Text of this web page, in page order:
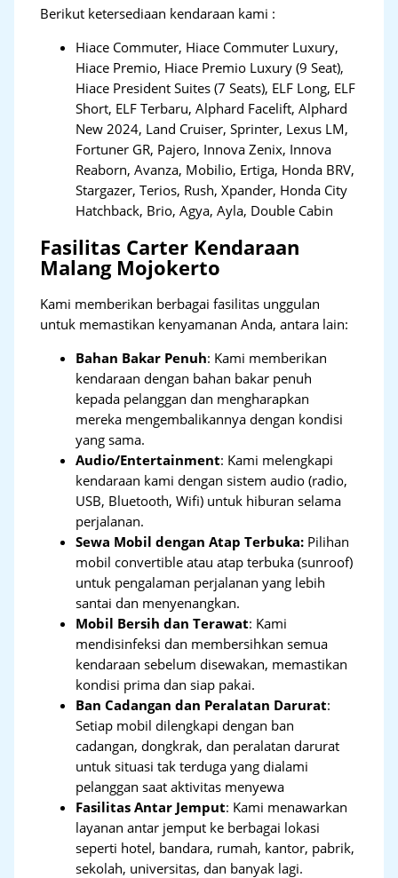
Berikut ketersediaan kendaraan kami :
Hiace Commuter, Hiace Commuter Luxury,
Hiace Premio, Hiace Premio Luxury (9 Seat),
Hiace President Suites (7 Seats), ELF Long, ELF
Short, ELF Terbaru, Alphard Facelift, Alphard
New 2024, Land Cruiser, Sprinter, Lexus LM,
Fortuner GR, Pajero, Innova Zenix, Innova
Reaborn, Avanza, Mobilio, Ertiga, Honda BRV,
Stargazer, Terios, Rush, Xpander, Honda City
Hatchback, Brio, Agya, Ayla, Double Cabin
Fasilitas Carter Kendaraan
Malang Mojokerto
Kami memberikan berbagai fasilitas unggulan
untuk memastikan kenyamanan Anda, antara lain:
Bahan Bakar Penuh: Kami memberikan
kendaraan dengan bahan bakar penuh
kepada pelanggan dan mengharapkan
mereka mengembalikannya dengan kondisi
yang sama.
Audio/Entertainment: Kami melengkapi
kendaraan kami dengan sistem audio (radio,
USB, Bluetooth, Wifi) untuk hiburan selama
perjalanan.
Sewa Mobil dengan Atap Terbuka: Pilihan
mobil convertible atau atap terbuka (sunroof)
untuk pengalaman perjalanan yang lebih
santai dan menyenangkan.
Mobil Bersih dan Terawat: Kami
mendisinfeksi dan membersihkan semua
kendaraan sebelum disewakan, memastikan
kondisi prima dan siap pakai.
Ban Cadangan dan Peralatan Darurat:
Setiap mobil dilengkapi dengan ban
cadangan, dongkrak, dan peralatan darurat
untuk situasi tak terduga yang dialami
pelanggan saat aktivitas menyewa
Fasilitas Antar Jemput: Kami menawarkan
layanan antar jemput ke berbagai lokasi
seperti hotel, bandara, rumah, kantor, pabrik,
sekolah, universitas, dan banyak lagi.